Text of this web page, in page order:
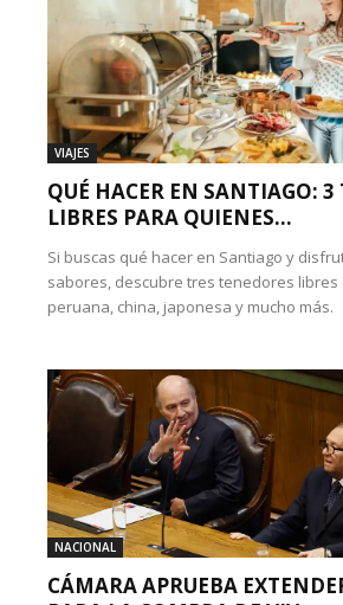
VIAJES
QUÉ HACER EN SANTIAGO: 3
LIBRES PARA QUIENES...
Si buscas qué hacer en Santiago y
sabores, descubre tres tenedores libres
peruana, china, japonesa y mucho más.
NACIONAL
CÁMARA APRUEBA